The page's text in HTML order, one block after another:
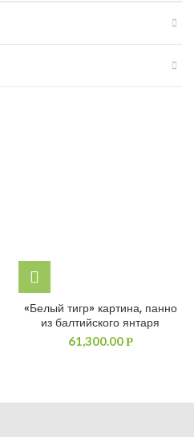
«Белый тигр» картина, панно
из балтийского янтаря
61,300.00Р